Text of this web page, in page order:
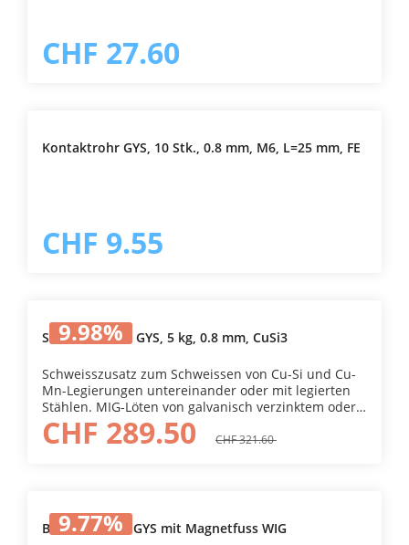
CHF 27.60
Kontaktrohr GYS, 10 Stk., 0.8 mm, M6, L=25 mm, FE
CHF 9.55
9.98%
Schweissdraht GYS, 5 kg, 0.8 mm, CuSi3
Schweisszusatz zum Schweissen von Cu-Si und Cu-
Mn-Legierungen untereinander oder mit legierten
Stählen. MIG-Löten von galvanisch verzinktem oder
verzinktem Stahl. Er wird für das Löten von
Kupfermaterialien und verschiedenen Stahlblechen
CHF 289.50 CHF 321.60
9.77%
Brennerhalter GYS mit Magnetfuss WIG